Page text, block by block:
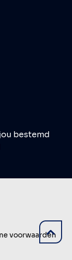
bestemd
voorwaarden